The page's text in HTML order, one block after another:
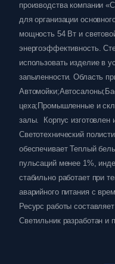
производства компании
для организации
мощность 54 Вт и
энергоэффективность.
использовать изделие в
запыленности. Область
цеха;Промышленные и
залы. Корпус изготовлен
Светотехнический
обеспечивает Теплый
пульсаций менее 1%,
стабильно работает при
аварийного питания с
Ресурс работы
Светильник разработан и